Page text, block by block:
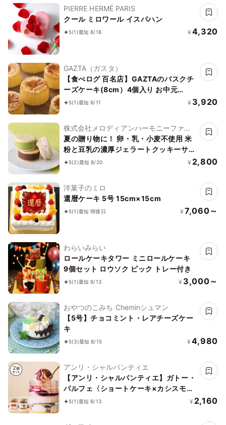
PIERRE HERMÉ PARIS
クール ミロワール イスパハン
5(1)最短 8/18 ¥ 4,320
GAZTA（ガスタ）
【食べログ 百名店】GAZTAのバスクチ
ーズケーキ(8cm）4個入り お中元
2026
5(1)最短 8/11 ¥ 3,920
株式会社メロディアンハーモニーファイ
ン
夏の贈り物に！ 卵・乳・小麦不使用 米
粉と豆乳の濃厚ジェラートクッキーサン
ド アイス 2026 お中元2026
5(2)最短 8/20 ¥ 2,800
洋菓子のミロ
還暦ケーキ 5号 15cm×15cm
5(1)最短 明後日 ¥ 7,060～
わらいみらい
ロールケーキタワー ミニロールケーキ
9個セット ロウソク ピック トレー付き
5(1)最短 8/13 ¥ 3,000～
おやつのこみち Cheminシュマン
【5号】チョコミント・レアチーズケー
キ
5(3)最短 8/15 ¥ 4,980
アンリ・シャルパンティエ
【アンリ・シャルパンティエ】ガトー・
パルフェ〈ショートケーキ×カシスモン
ブラン〉
5(1)最短 8/13 ¥ 2,160